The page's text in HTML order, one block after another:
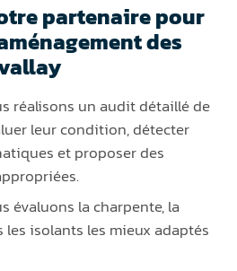
partenaire pour
des
réalisons un audit détaillé de
leur condition, détecter
et proposer des
évaluons la charpente, la
isolants les mieux adaptés